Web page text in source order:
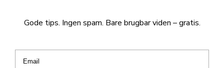
Gode tips. Ingen spam. Bare brugbar viden – gratis.